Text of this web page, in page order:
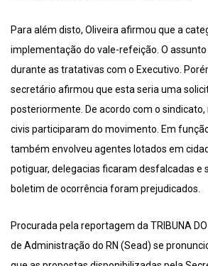
Para além disto, Oliveira afirmou que a
implementação do vale-refeição. O
durante as tratativas com o Executivo.
secretário afirmou que esta seria uma
posteriormente. De acordo com o sindicato,
civis participaram do movimento. Em
também envolveu agentes lotados em
potiguar, delegacias ficaram desfalcadas e
boletim de ocorrência foram prejudicados.
Procurada pela reportagem da TRIBUNA
de Administração do RN (Sead) se